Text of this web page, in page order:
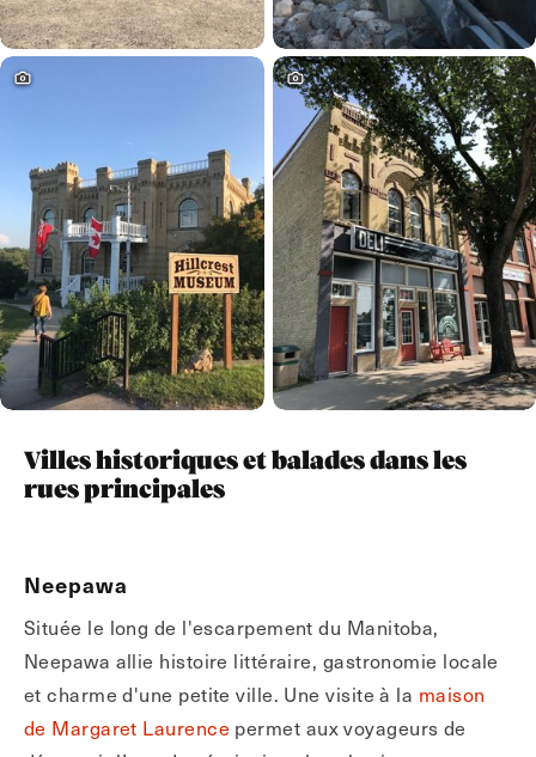
Villes historiques et balades dans les
rues principales
Neepawa
Située le long de l'escarpement du Manitoba,
Neepawa allie histoire littéraire, gastronomie locale
et charme d'une petite ville. Une visite à la maison
de Margaret Laurence permet aux voyageurs de